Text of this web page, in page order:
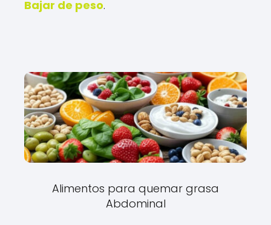
Bajar de peso.
Alimentos para quemar grasa
Abdominal